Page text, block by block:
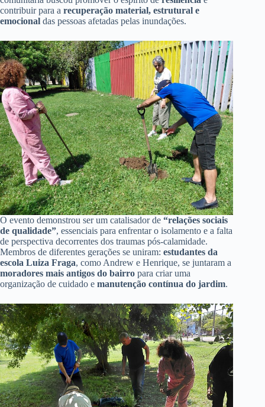
contribuir para a recuperação material, estrutural e
emocional das pessoas afetadas pelas inundações.
O evento demonstrou ser um catalisador de “relações sociais
de qualidade”, essenciais para enfrentar o isolamento e a falta
de perspectiva decorrentes dos traumas pós-calamidade.
Membros de diferentes gerações se uniram: estudantes da
escola Luiza Fraga, como Andrew e Henrique, se juntaram a
moradores mais antigos do bairro para criar uma
organização de cuidado e manutenção contínua do jardim.